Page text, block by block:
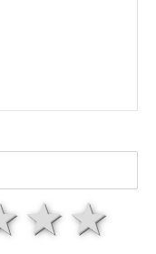
4
3